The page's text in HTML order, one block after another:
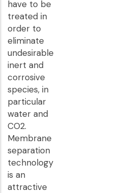
have to be
treated in
order to
eliminate
undesirable
inert and
corrosive
species, in
particular
water and
CO2.
Membrane
separation
technology
is an
attractive